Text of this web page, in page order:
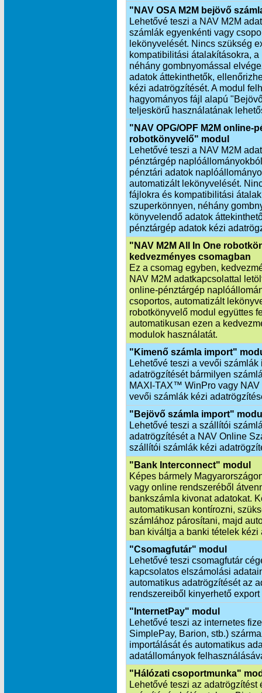
"NAV OSA M2M bejövő
Lehetővé teszi a NAV M2M
számlák egyenkénti vagy
lekönyvelését. Nincs szükség
kompatibilitási átalakításokra,
néhány gombnyomással
adatok áttekinthetők,
kézi adatrögzítését. A modul
hagyományos fájl alapú
teljeskörű használatának
"NAV OPG/OPF M2M online-
robotkönyvelő" modul
Lehetővé teszi a NAV M2M
pénztárgép
pénztári adatok
automatizált lekönyvelését.
fájlokra és kompatibilitási
szuperkönnyen, néhány
könyvelendő adatok
pénztárgép adatok kézi
"NAV M2M All In One
kedvezményes csomagban
Ez a csomag egyben,
NAV M2M adatkapcsolattal
online-pénztárgép
csoportos, automatizált
robotkönyvelő modul együttes
automatikusan ezen a
modulok használatát.
"Kimenő számla import"
Lehetővé teszi a vevői
adatrögzítését bármilyen
MAXI‑TAX™ WinPro vagy
vevői számlák kézi
"Bejövő számla import"
Lehetővé teszi a szállítói
adatrögzítését a NAV Online
szállítói számlák kézi
"Bank Interconnect" modul
Képes bármely
vagy online rendszeréből
bankszámla kivonat adatokat.
automatikusan kontírozni,
számlához párosítani, majd
ban kiváltja a banki tételek kézi
"Csomagfutár" modul
Lehetővé teszi csomagfutár
kapcsolatos elszámolási
automatikus adatrögzítését az
rendszereiből kinyerhető
"InternetPay" modul
Lehetővé teszi az internetes
SimplePay, Barion, stb.)
importálását és automatikus
adatállományok
"Hálózati csoportmunka"
Lehetővé teszi az